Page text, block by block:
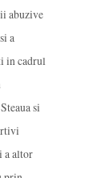
abuzive
a
in cadrul
si
a altor